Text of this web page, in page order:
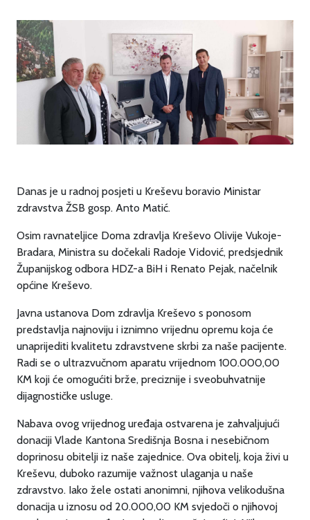
Danas je u radnoj posjeti u Kreševu boravio Ministar
zdravstva ŽSB gosp. Anto Matić.
Osim ravnateljice Doma zdravlja Kreševo Olivije Vukoje-
Bradara, Ministra su dočekali Radoje Vidović, predsjednik
Županijskog odbora HDZ-a BiH i Renato Pejak, načelnik
općine Kreševo.
Javna ustanova Dom zdravlja Kreševo s ponosom
predstavlja najnoviju i iznimno vrijednu opremu koja će
unaprijediti kvalitetu zdravstvene skrbi za naše pacijente.
Radi se o ultrazvučnom aparatu vrijednom 100.000,00
KM koji će omogućiti brže, preciznije i sveobuhvatnije
dijagnostičke usluge.
Nabava ovog vrijednog uređaja ostvarena je zahvaljujući
donaciji Vlade Kantona Središnja Bosna i nesebičnom
doprinosu obitelji iz naše zajednice. Ova obitelj, koja živi u
Kreševu, duboko razumije važnost ulaganja u naše
zdravstvo. Iako žele ostati anonimni, njihova velikodušna
donacija u iznosu od 20.000,00 KM svjedoči o njihovoj